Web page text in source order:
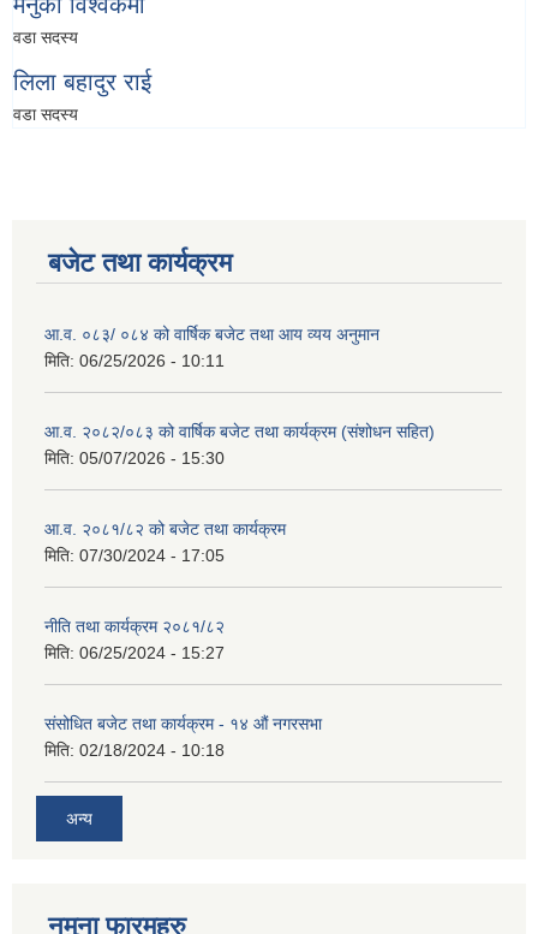
वडा सदस्य
लिला बहादुर राई
वडा सदस्य
बजेट तथा कार्यक्रम
आ.व. ०८३/ ०८४ को वार्षिक बजेट तथा आय व्यय अनुमान
मिति: 06/25/2026 - 10:11
आ.व. २०८२/०८३ को वार्षिक बजेट तथा कार्यक्रम (संशोधन सहित)
मिति: 05/07/2026 - 15:30
आ.व. २०८१/८२ को बजेट तथा कार्यक्रम
मिति: 07/30/2024 - 17:05
नीति तथा कार्यक्रम २०८१/८२
मिति: 06/25/2024 - 15:27
संसोधित बजेट तथा कार्यक्रम - १४ औं नगरसभा
मिति: 02/18/2024 - 10:18
अन्य
नमुना फारमहरु